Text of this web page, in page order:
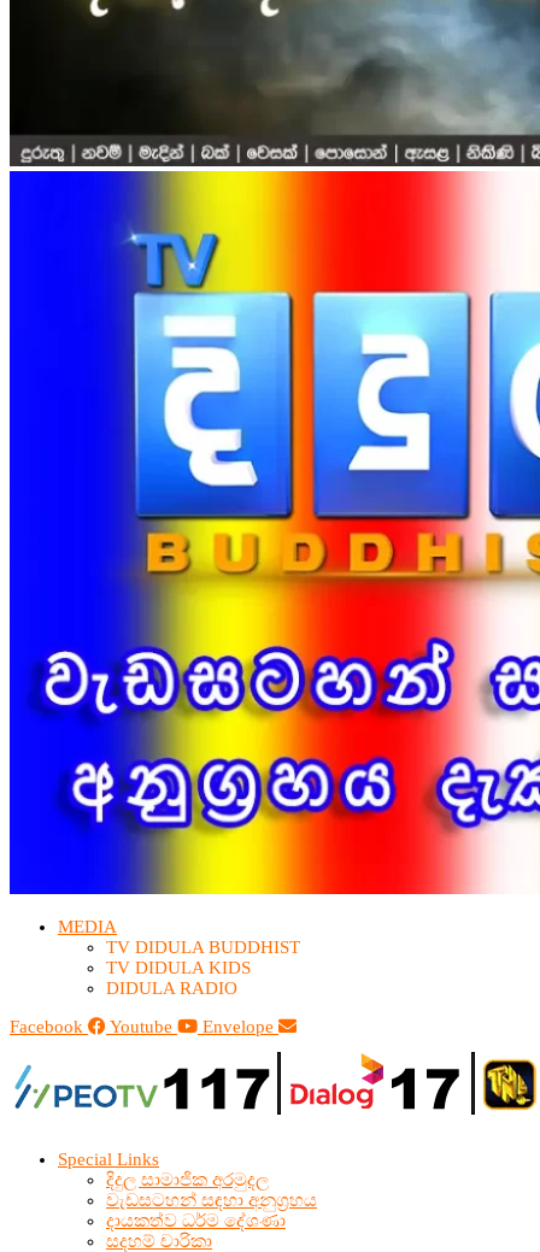
MEDIA
TV DIDULA BUDDHIST​
TV DIDULA KIDS
DIDULA RADIO
Facebook
Youtube Envelope
Special Links
දිදුල සාමාජික අරමුදල
වැඩසටහන් සඳහා අනුග්‍රහය
දායකත්ව ධර්ම දේශණා
සදහම් චාරිකා